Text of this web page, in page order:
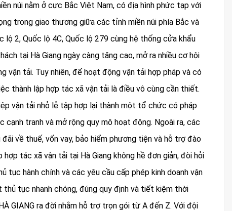
núi nằm ở cực Bắc Việt Nam, có địa hình phức tạp với
trong giao thương giữa các tỉnh miền núi phía Bắc và
2, Quốc lộ 4C, Quốc lộ 279 cùng hệ thống cửa khẩu
tại Hà Giang ngày càng tăng cao, mở ra nhiều cơ hội
vận tải. Tuy nhiên, để hoạt động vận tải hợp pháp và có
thành lập hợp tác xã vận tải là điều vô cùng cần thiết.
vận tải nhỏ lẻ tập hợp lại thành một tổ chức có pháp
cạnh tranh và mở rộng quy mô hoạt động. Ngoài ra, các
về thuế, vốn vay, bảo hiểm phương tiện và hỗ trợ đào
tác xã vận tải tại Hà Giang không hề đơn giản, đòi hỏi
tục hành chính và các yêu cầu cấp phép kinh doanh vận
tục nhanh chóng, đúng quy định và tiết kiệm thời
GIANG ra đời nhằm hỗ trợ trọn gói từ A đến Z. Với đội